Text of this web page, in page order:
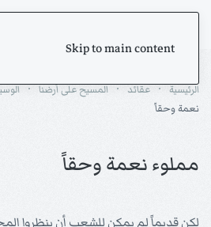
Skip to main content
الرئيسية عقائد المسيح على أرضنا
نعمة وحقاً
مملوء نعمة وحقاً
لكن قديماً لم يمكن للشعب أن ينظروا